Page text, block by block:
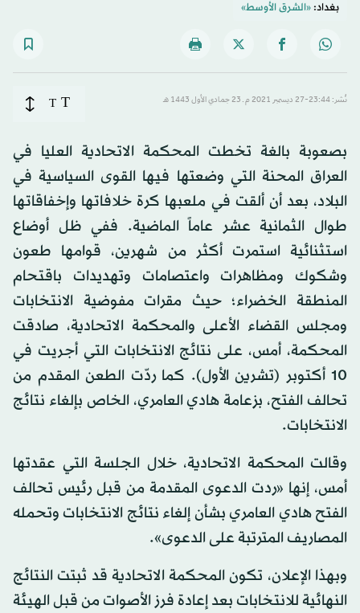
بغداد:«الشرق الأوسط»
نُشر: 23:44-27 ديسمبر 2021 م ـ 23 جمادي الأول 1443 هـ T
T
بصعوبة بالغة تخطت المحكمة الاتحادية العليا في
العراق المحنة التي وضعتها فيها القوى السياسية في
البلاد، بعد أن ألقت في ملعبها كرة خلافاتها وإخفاقاتها
طوال الثمانية عشر عاماً الماضية. ففي ظل أوضاع
استثنائية استمرت أكثر من شهرين، قوامها طعون
وشكوك ومظاهرات واعتصامات وتهديدات باقتحام
المنطقة الخضراء؛ حيث مقرات مفوضية الانتخابات
ومجلس القضاء الأعلى والمحكمة الاتحادية، صادقت
المحكمة، أمس، على نتائج الانتخابات التي أجريت في
10 أكتوبر (تشرين الأول). كما ردّت الطعن المقدم من
تحالف الفتح، بزعامة هادي العامري، الخاص بإلغاء نتائج
الانتخابات.
وقالت المحكمة الاتحادية، خلال الجلسة التي عقدتها
أمس، إنها «ردت الدعوى المقدمة من قبل رئيس تحالف
الفتح هادي العامري بشأن إلغاء نتائج الانتخابات وتحمله
المصاريف المترتبة على الدعوى».
وبهذا الإعلان، تكون المحكمة الاتحادية قد ثبتت النتائج
النهائية للانتخابات بعد إعادة فرز الأصوات من قبل الهيئة